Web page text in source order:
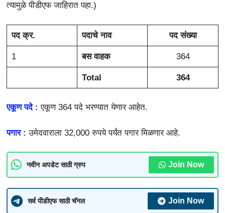
त्यामुळे पीडीएफ जाहिरात पहा.)
पद क्र. पदाचे नाव पद संख्या
1 बस वाहक 364
Total 364
एकूण पदे :एकूण 364 पदे भरण्यात येणार आहेत.
पगार : उमेदवाराला 32,000 रुपये पर्यंत पगार मिळणार आहे.
नवीन अपडेट साठी ग्रुप Join Now
सर्व पीडीएफ साठी चॅनल Join Now